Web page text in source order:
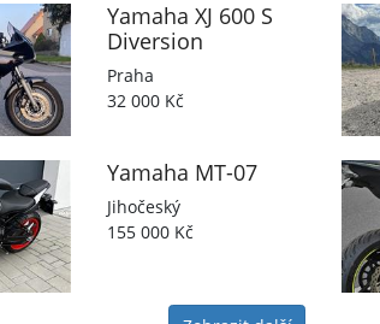
Yamaha XJ 600 S
Diversion
Praha
32 000 Kč
Yamaha MT-07
Jihočeský
155 000 Kč